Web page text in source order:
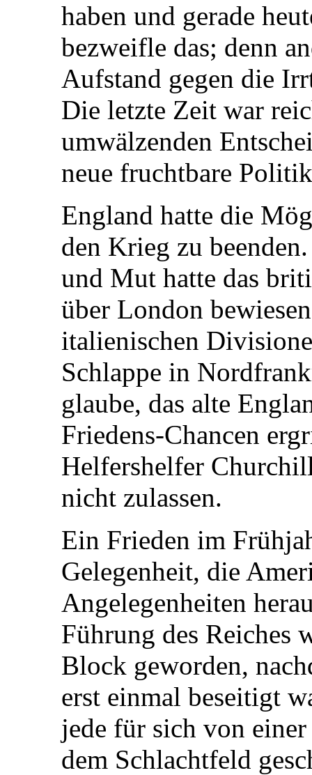
haben und gerade
bezweifle das; denn
Aufstand gegen die
Die letzte Zeit war
umwälzenden
neue fruchtbare
England hatte die
den Krieg zu
und Mut hatte das
über London
italienischen
Schlappe in
glaube, das alte
Friedens-Chancen
Helfershelfer
nicht zulassen.
Ein Frieden im
Gelegenheit, die
Angelegenheiten
Führung des Reiches
Block geworden,
erst einmal beseitigt
jede für sich von
dem Schlachtfeld